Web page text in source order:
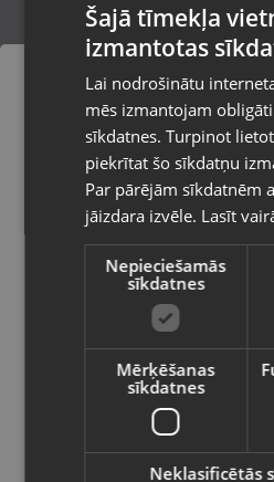
Ozona ģenerators
Ludza, Stacijas iela 30
Stāvoklis Jauns (Garantija 24
50.00€
/mēn.
Whirlpool W8I HT40 T
Pasūtījumi tiks
izvēlēto valsti
Vietnes saturs būs
valodā
Valsts
Latviešu / Latvian
Šajā tīmekļa
izmantotas
Lai nodrošinātu
mēs izmantojam
sīkdatnes. Turpinot
piekrītat šo sīkdatņu
Par pārējām sīkdatnēm
jāizdara izvēle. Lasīt
Nepieciešamās
sīkdatnes
Mērķēšanas
sīkdatnes
Neklasificētās